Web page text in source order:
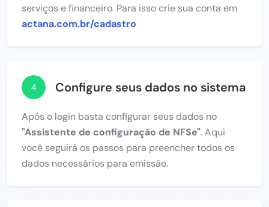
serviços e financeiro. Para isso crie sua conta em
actana.com.br/cadastro
4 Configure seus dados no sistema
Após o login basta configurar seus dados no
"Assistente de configuração de NFSe". Aqui
você seguirá os passos para preencher todos os
dados necessários para emissão.